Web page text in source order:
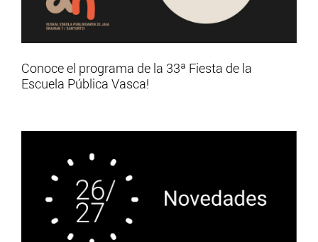
Conoce el programa de la 33ª Fiesta de la
Escuela Pública Vasca!